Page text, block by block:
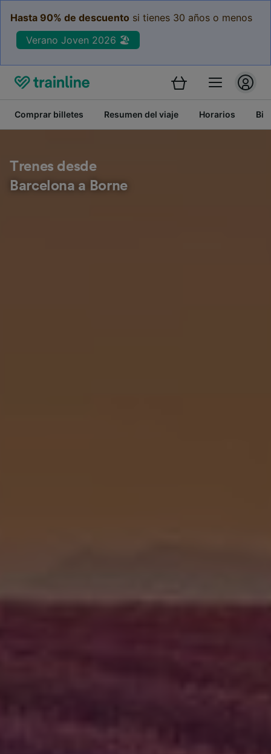
Hasta 90% de descuento si tienes 30 años o menos
Verano Joven 2026 🏖️
Comprar billetes Resumen del viaje Horarios
Trenes desde
Barcelona a Borne